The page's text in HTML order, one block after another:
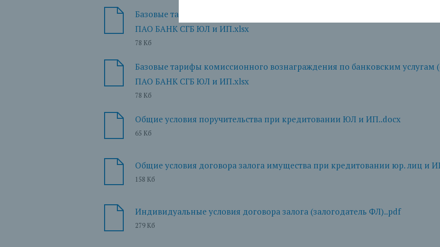
Базовые тарифы комиссионного вознаграждения по банковским
ПАО БАНК СГБ ЮЛ и ИП.xlsx
78 Кб
Базовые тарифы комиссионного вознаграждения по банковским
ПАО БАНК СГБ ЮЛ и ИП.xlsx
78 Кб
Общие условия поручительства при кредитовании ЮЛ и ИП..docx
65 Кб
Общие условия договора залога имущества при кредитовании юр. лиц и
158 Кб
Индивидуальные условия договора залога (залогодатель ФЛ)..pdf
279 Кб